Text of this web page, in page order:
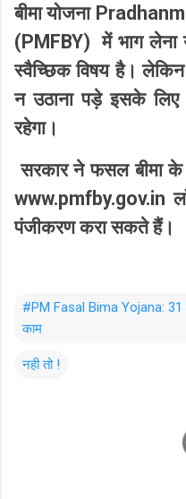
बीमा योजना
(PMFBY)
में भाग लेना
स्वैच्छिक विषय है।
न उठाना पड़े इसके लिए
रहेगा।
सरकार ने फसल बीमा के
www.pmfby.gov.in
पंजीकरण करा सकते हैं।
#PM Fasal Bima Yojana:
काम
नही तो !